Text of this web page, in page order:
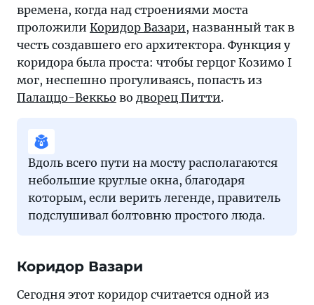
времена, когда над строениями моста
проложили Коридор Вазари, названный так в
честь создавшего его архитектора. Функция у
коридора была проста: чтобы герцог Козимо I
мог, неспешно прогуливаясь, попасть из
Палаццо-Веккьо во дворец Питти.
Вдоль всего пути на мосту располагаются
небольшие круглые окна, благодаря
которым, если верить легенде, правитель
подслушивал болтовню простого люда.
Коридор Вазари
Сегодня этот коридор считается одной из